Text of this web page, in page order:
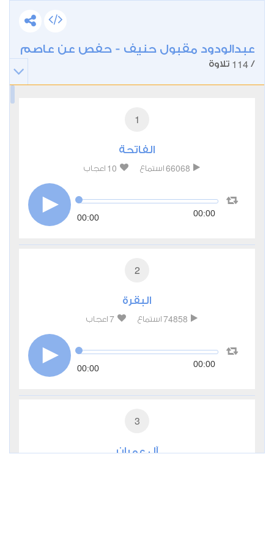
عبدالودود مقبول حنيف - حفص عن عاصم
/
114 تلاوة
1
الفاتحة
66068 استماع 10 اعجاب
00:00 00:00
2
البقرة
74858 استماع 7 اعجاب
00:00 00:00
3
آل عمران